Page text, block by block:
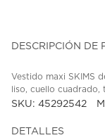
DESCRIPCIÓN DE
Vestido maxi SKIMS
liso, cuello cuadrado,
SKU: 45292542
DETALLES